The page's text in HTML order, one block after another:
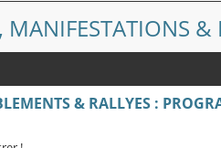
MANIFESTATIONS &
& RALLYES :